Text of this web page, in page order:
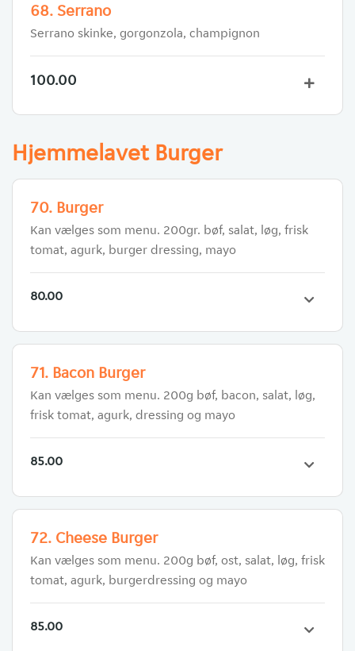
68. Serrano
Serrano skinke, gorgonzola, champignon
100.00
Hjemmelavet Burger
70. Burger
Kan vælges som menu. 200gr. bøf, salat, løg, frisk
tomat, agurk, burger dressing, mayo
80.00
71. Bacon Burger
Kan vælges som menu. 200g bøf, bacon, salat, løg,
frisk tomat, agurk, dressing og mayo
85.00
72. Cheese Burger
Kan vælges som menu. 200g bøf, ost, salat, løg, frisk
tomat, agurk, burgerdressing og mayo
85.00